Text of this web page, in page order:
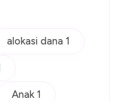
alokasi dana 1
Anak 1